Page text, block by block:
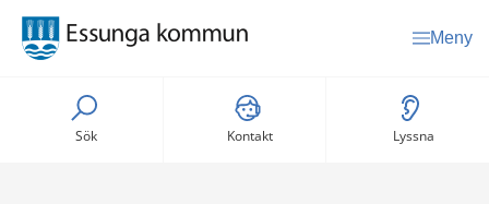
Meny
Sök Kontakt Lyssna